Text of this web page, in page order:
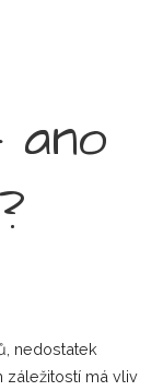
ano
nedostatek
záležitostí má vliv